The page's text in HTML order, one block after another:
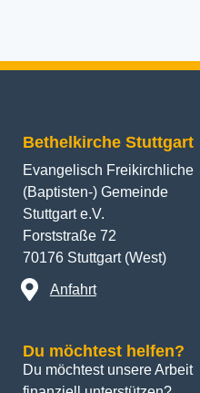
Bethelkirche Stuttgart
Evangelisch Freikirchliche
(Baptisten-) Gemeinde
Stuttgart e.V.
Forststraße 72
70176 Stuttgart (West)
Anfahrt
Du möchtest helfen?
Du möchtest unsere Arbeit